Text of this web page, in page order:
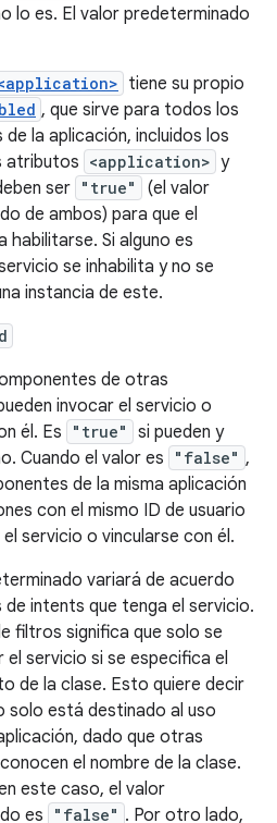
lo es. El valor predeterminado
tiene su propio
, que sirve para todos los
la aplicación, incluidos los
atributos <application> y
ser "true"
(el valor
de ambos) para que el
habilitarse. Si alguno es
se inhabilita y no se
instancia de este.
de otras
invocar el servicio o
él. Es
"true" si pueden y
Cuando el valor es "false" ,
de la misma aplicación
con el mismo ID de usuario
servicio o vincularse con él.
variará de acuerdo
intents que tenga el servicio.
filtros significa que solo se
el servicio si se especifica el
de la clase. Esto quiere decir
solo está destinado al uso
dado que otras
el nombre de la clase.
este caso, el valor
es
"false" . Por otro lado,